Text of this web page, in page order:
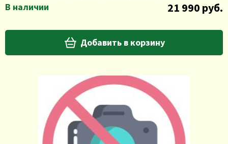
В наличии 21 990 руб.
Добавить в корзину